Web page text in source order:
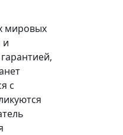
мировых
и
с